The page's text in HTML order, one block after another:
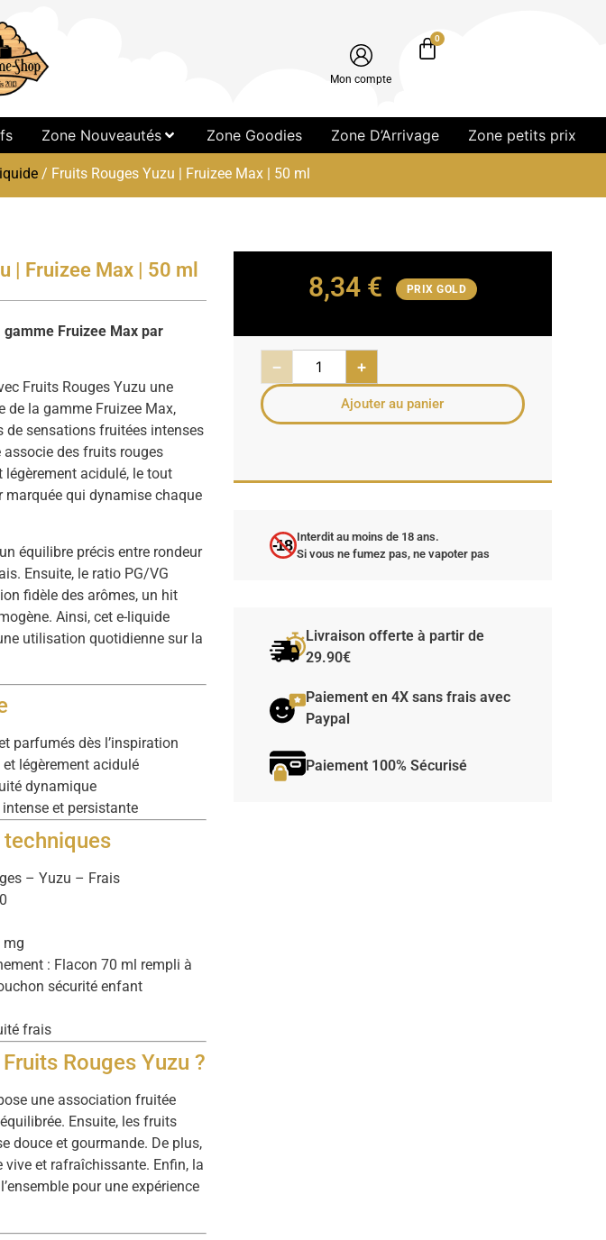
Mon compte
0
Zone Nouveautés Zone Goodies Zone D’Arrivage Zone petits prix
/ Fruits Rouges Yuzu | Fruizee Max | 50 ml
| Fruizee Max | 50 ml
gamme Fruizee Max par
Fruits Rouges Yuzu une
de la gamme Fruizee Max,
de sensations fruitées intenses
associe des fruits rouges
acidulé, le tout
qui dynamise chaque
équilibre précis entre rondeur
Ensuite, le ratio PG/VG
fidèle des arômes, un hit
Ainsi, cet e-liquide
utilisation quotidienne sur la
parfumés dès l’inspiration
légèrement acidulé
dynamique
et persistante
– Yuzu – Frais
mg
: Flacon 70 ml rempli à
sécurité enfant
frais
Rouges Yuzu ?
une association fruitée
Ensuite, les fruits
douce et gourmande. De plus,
vive et rafraîchissante. Enfin, la
pour une expérience
8,34 € PRIX GOLD
− +
Ajouter au panier
-18 Interdit au moins de 18 ans.
Si vous ne fumez pas, ne vapoter pas
Livraison offerte à partir de
29.90€
Paiement en 4X sans frais avec
Paypal
Paiement 100% Sécurisé